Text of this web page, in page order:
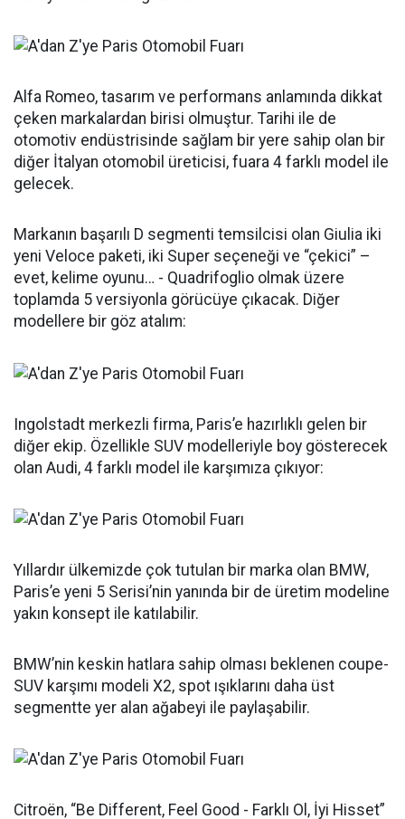
Alfa Romeo, tasarım ve performans anlamında dikkat
çeken markalardan birisi olmuştur. Tarihi ile de
otomotiv endüstrisinde sağlam bir yere sahip olan bir
diğer İtalyan otomobil üreticisi, fuara 4 farklı model ile
gelecek.
Markanın başarılı D segmenti temsilcisi olan Giulia iki
yeni Veloce paketi, iki Super seçeneği ve “çekici” –
evet, kelime oyunu… - Quadrifoglio olmak üzere
toplamda 5 versiyonla görücüye çıkacak. Diğer
modellere bir göz atalım:
Ingolstadt merkezli firma, Paris’e hazırlıklı gelen bir
diğer ekip. Özellikle SUV modelleriyle boy gösterecek
olan Audi, 4 farklı model ile karşımıza çıkıyor:
Yıllardır ülkemizde çok tutulan bir marka olan BMW,
Paris’e yeni 5 Serisi’nin yanında bir de üretim modeline
yakın konsept ile katılabilir.
BMW’nin keskin hatlara sahip olması beklenen coupe-
SUV karşımı modeli X2, spot ışıklarını daha üst
segmentte yer alan ağabeyi ile paylaşabilir.
Citroën, “Be Different, Feel Good - Farklı Ol, İyi Hisset”